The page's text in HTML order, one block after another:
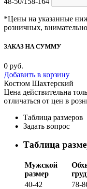
*Цены на указанные
розничных,
ЗАКАЗ НА СУММУ
0 руб.
Добавить в корзину
Костюм Шахтерский
Цена действительна
отличаться от цен в
Таблица размеров
Задать вопрос
Таблица
Мужской
размер
40-42
78-